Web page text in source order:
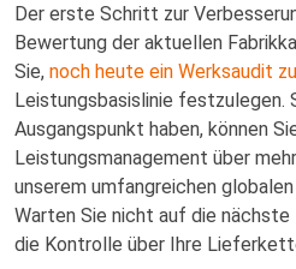
Der erste Schritt zur
Bewertung der aktuellen
Sie, noch heute ein Werksaudit
Leistungsbasislinie festzulegen.
Ausgangspunkt haben, können
Leistungsmanagement über
unserem umfangreichen
Warten Sie nicht auf die nächste
die Kontrolle über Ihre